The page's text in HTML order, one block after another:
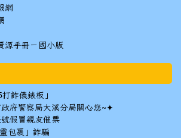
網
源手冊－國小版
詐儀錶板」
府警察局大溪分局關心您~✦
假冒親友催票
包裹」詐騙